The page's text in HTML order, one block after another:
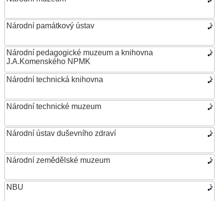
Národní památkový ústav
Národní pedagogické muzeum a knihovna
J.A.Komenského NPMK
Národní technická knihovna
Národní technické muzeum
Národní ústav duševního zdraví
Národní zemědělské muzeum
NBU